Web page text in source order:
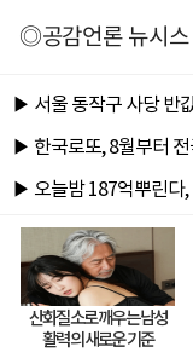
◎공감언론 뉴시스